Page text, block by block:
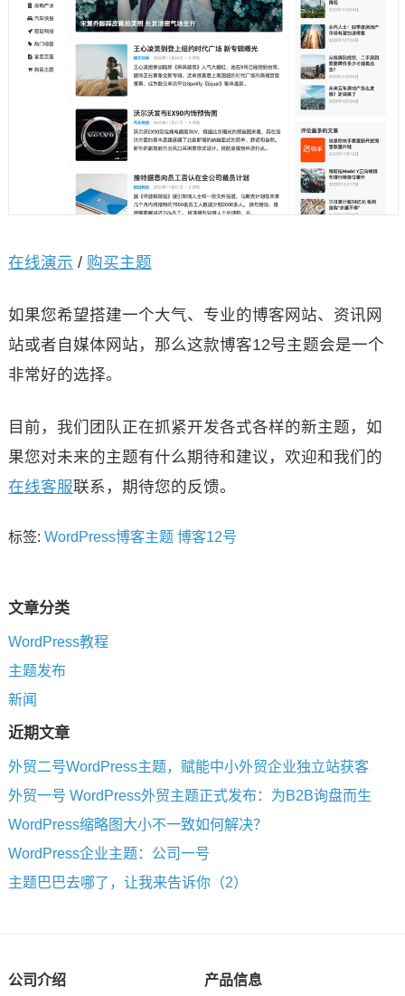
在线演示 / 购买主题
如果您希望搭建一个大气、专业的博客网站、资讯网
站或者自媒体网站，那么这款博客12号主题会是一个
非常好的选择。
目前，我们团队正在抓紧开发各式各样的新主题，如
果您对未来的主题有什么期待和建议，欢迎和我们的
在线客服联系，期待您的反馈。
标签: WordPress博客主题 博客12号
文章分类
WordPress教程
主题发布
新闻
近期文章
外贸二号WordPress主题，赋能中小外贸企业独立站获客
外贸一号 WordPress外贸主题正式发布：为B2B询盘而生
WordPress缩略图大小不一致如何解决？
WordPress企业主题：公司一号
主题巴巴去哪了，让我来告诉你（2）
公司介绍 产品信息